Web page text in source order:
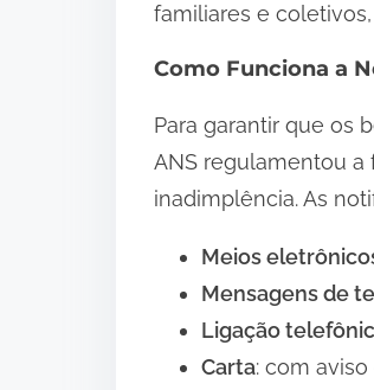
familiares e
Como Funciona a
Para garantir que os
ANS regulamentou a
inadimplência. As
Meios
Mensagens de
Ligação
Carta: com